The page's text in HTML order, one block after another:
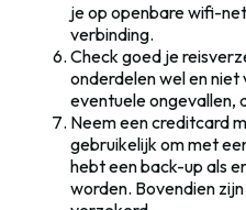
je op openbare wifi-
verbinding.
Check goed je
onderdelen wel en
eventuele ongevallen,
Neem een creditcard
gebruikelijk om met
hebt een back-up als
worden. Bovendien